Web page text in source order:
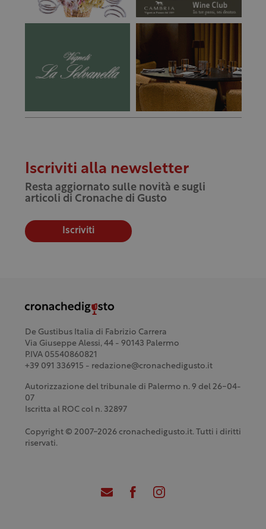
Iscriviti alla newsletter
Resta aggiornato sulle novità e sugli
articoli di Cronache di Gusto
Iscriviti
De Gustibus Italia di Fabrizio Carrera
Via Giuseppe Alessi, 44 - 90143 Palermo
P.IVA 05540860821
+39 091 336915 - redazione@cronachedigusto.it
Autorizzazione del tribunale di Palermo n. 9 del 26-04-
07
Iscritta al ROC col n. 32897
Copyright © 2007-2026 cronachedigusto.it. Tutti i diritti
riservati.